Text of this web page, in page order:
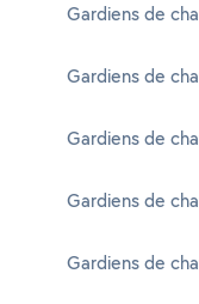
Gardiens de
Gardiens de
Gardiens de
Gardiens de
Gardiens de